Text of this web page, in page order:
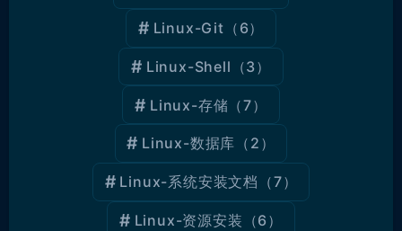
Linux-Git （6）
Linux-Shell （3）
Linux-存储 （7）
Linux-数据库 （2）
Linux-系统安装文档 （7）
Linux-资源安装 （6）